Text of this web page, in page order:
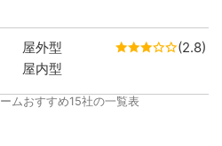
屋外型
屋内型
(2.8)
ムおすすめ15社の一覧表